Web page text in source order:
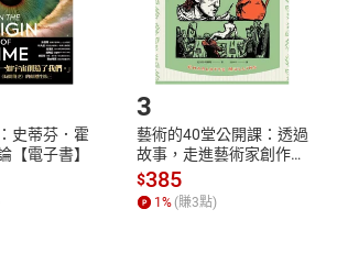
Step2.登入
史蒂芬．霍
【電子書】
3
藝術的40堂公開課：透過
故事，走進藝術家創作現
場，看藝術如何誕生、如
何形塑人類生活【電子
書】
$385
1 % (賺3點)